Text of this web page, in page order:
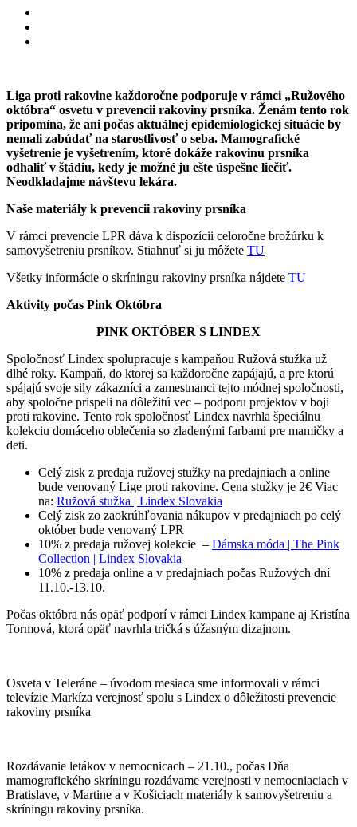
Liga proti rakovine každoročne podporuje v rámci „Ružového
októbra“ osvetu v prevencii rakoviny prsníka. Ženám tento rok
pripomína, že ani počas aktuálnej epidemiologickej situácie by
nemali zabúdať na starostlivosť o seba. Mamografické
vyšetrenie je vyšetrením, ktoré dokáže rakovinu prsníka
odhaliť v štádiu, kedy je možné ju ešte úspešne liečiť.
Neodkladajme návštevu lekára.
Naše materiály k prevencii rakoviny prsníka
V rámci prevencie LPR dáva k dispozícii celoročne brožúrku k
samovyšetreniu prsníkov. Stiahnuť si ju môžete TU
Všetky informácie o skríningu rakoviny prsníka nájdete TU
Aktivity počas Pink Októbra
PINK OKTÓBER S LINDEX
Spoločnosť Lindex spolupracuje s kampaňou Ružová stužka už
dlhé roky. Kampaň, do ktorej sa každoročne zapájajú, a pre ktorú
spájajú svoje sily zákazníci a zamestnanci tejto módnej spoločnosti,
aby spoločne prispeli na dôležitú vec – podporu projektov v boji
proti rakovine. Tento rok spoločnosť Lindex navrhla špeciálnu
kolekciu domáceho oblečenia so zladenými farbami pre mamičky a
deti.
Celý zisk z predaja ružovej stužky na predajniach a online
bude venovaný Lige proti rakovine. Cena stužky je 2€ Viac
na: Ružová stužka | Lindex Slovakia
Celý zisk zo zaokrúhľovania nákupov v predajniach po celý
október bude venovaný LPR
10% z predaja ružovej kolekcie – Dámska móda | The Pink
Collection | Lindex Slovakia
10% z predaja online a v predajniach počas Ružových dní
11.10.-13.10.
Počas októbra nás opäť podporí v rámci Lindex kampane aj Kristína
Tormová, ktorá opäť navrhla tričká s úžasným dizajnom.
Osveta v Teleráne – úvodom mesiaca sme informovali v rámci
televízie Markíza verejnosť spolu s Lindex o dôležitosti prevencie
rakoviny prsníka
Rozdávanie letákov v nemocnicach – 21.10., počas Dňa
mamografického skríningu rozdávame verejnosti v nemocniaciach v
Bratislave, v Martine a v Košiciach materiály k samovyšetreniu a
skríningu rakoviny prsníka.